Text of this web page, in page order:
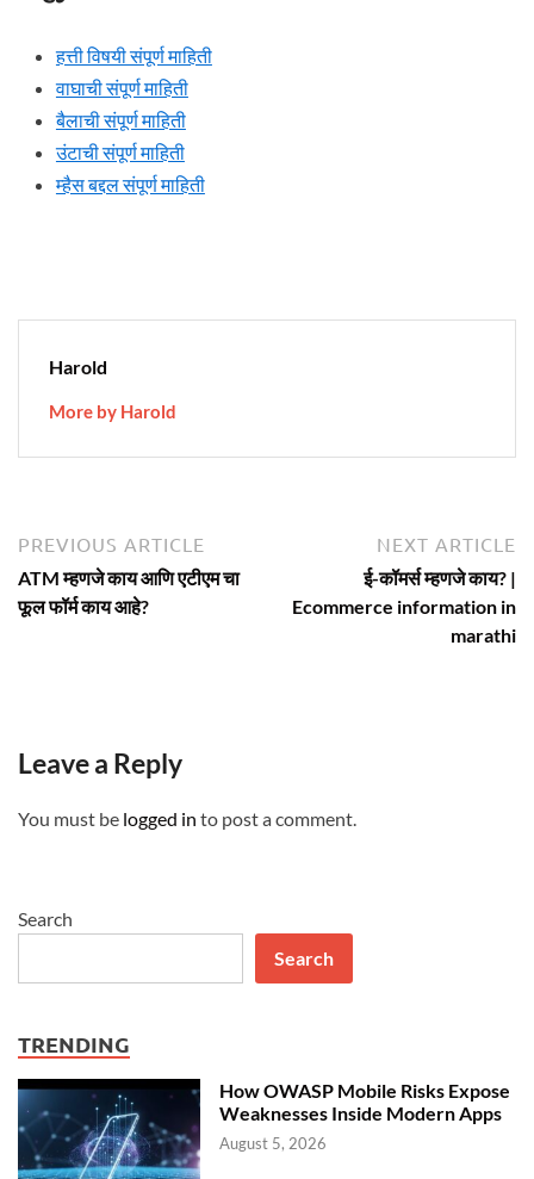
हत्ती विषयी संपूर्ण माहिती
वाघाची संपूर्ण माहिती
बैलाची संपूर्ण माहिती
उंटाची संपूर्ण माहिती
म्हैस बद्दल संपूर्ण माहिती
Harold
More by Harold
Post
navigation
PREVIOUS ARTICLE
article:
ATM म्हणजे काय आणि एटीएम चा
फूल फॉर्म काय आहे?
NEXT ARTICLE
ई-कॉमर्स म्हणजे काय? |
Ecommerce information in
marathi
Leave a Reply
You must be logged in to post a comment.
Search
Search
TRENDING
How OWASP Mobile Risks Expose
Weaknesses Inside Modern Apps
August 5, 2026